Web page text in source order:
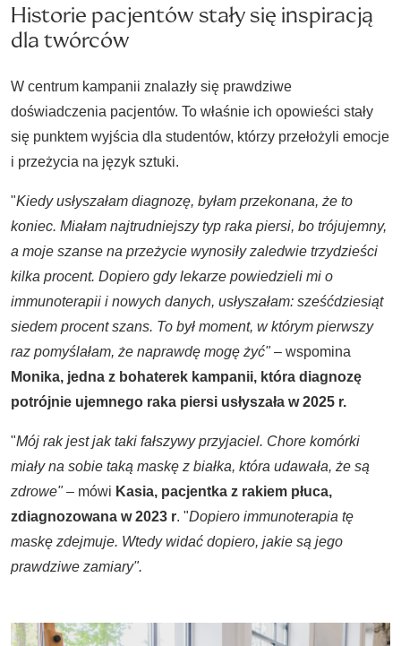
Historie pacjentów stały się inspiracją
dla twórców
W centrum kampanii znalazły się prawdziwe
doświadczenia pacjentów. To właśnie ich opowieści stały
się punktem wyjścia dla studentów, którzy przełożyli emocje
i przeżycia na język sztuki.
"Kiedy usłyszałam diagnozę, byłam przekonana, że to
koniec. Miałam najtrudniejszy typ raka piersi, bo trójujemny,
a moje szanse na przeżycie wynosiły zaledwie trzydzieści
kilka procent. Dopiero gdy lekarze powiedzieli mi o
immunoterapii i nowych danych, usłyszałam: sześćdziesiąt
siedem procent szans. To był moment, w którym pierwszy
raz pomyślałam, że naprawdę mogę żyć"– wspomina
Monika, jedna z bohaterek kampanii, która diagnozę
potrójnie ujemnego raka piersi usłyszała w 2025 r.
"Mój rak jest jak taki fałszywy przyjaciel. Chore komórki
miały na sobie taką maskę z białka, która udawała, że są
zdrowe"– mówi Kasia, pacjentka z rakiem płuca,
zdiagnozowana w 2023 r. "Dopiero immunoterapia tę
maskę zdejmuje. Wtedy widać dopiero, jakie są jego
prawdziwe zamiary".